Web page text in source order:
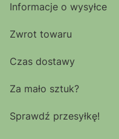
Informacje o wysyłce
Zwrot towaru
Czas dostawy
Za mało sztuk?
Sprawdź przesyłkę!